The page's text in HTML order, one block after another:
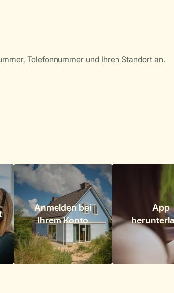
Telefonnummer und Ihren Standort an.
Anmelden bei
Ihrem Konto
App